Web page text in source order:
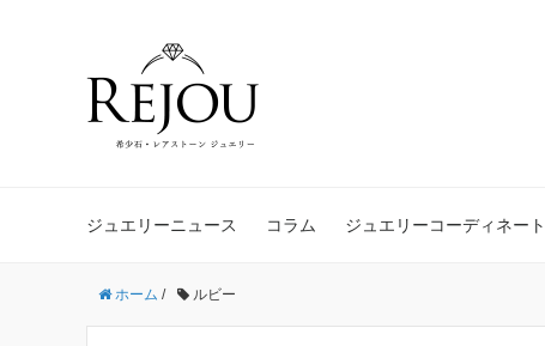
ジュエリーニュース コラム ジュエリーコーディネート
ホーム / ルビー